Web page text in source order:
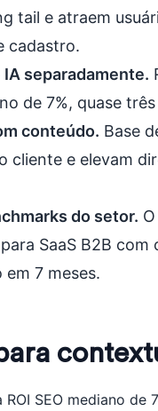
tail e atraem
cadastro.
separadamente.
de 7%, quase
conteúdo. Base
cliente e elevam
do setor.
SaaS B2B
7 meses.
SEO mediano de